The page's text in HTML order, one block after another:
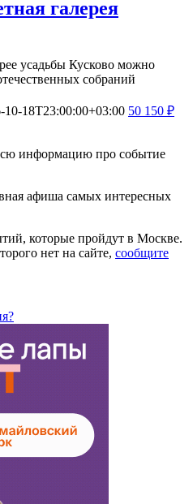
галерея
усадьбы Кусково можно
собраний
10-18T23:00:00+03:00 50 150 ₽
информацию про событие
афиша самых интересных
которые пройдут в Москве.
нет на сайте, сообщите